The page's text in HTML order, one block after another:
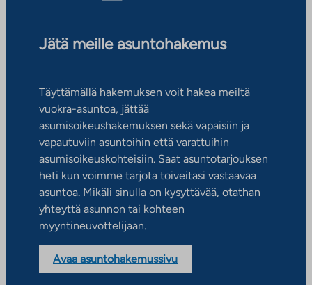
Jätä meille asuntohakemus
Täyttämällä hakemuksen voit hakea meiltä
vuokra-asuntoa, jättää
asumisoikeushakemuksen sekä vapaisiin ja
vapautuviin asuntoihin että varattuihin
asumisoikeuskohteisiin. Saat asuntotarjouksen
heti kun voimme tarjota toiveitasi vastaavaa
asuntoa. Mikäli sinulla on kysyttävää, otathan
yhteyttä asunnon tai kohteen
myyntineuvottelijaan.
Avaa asuntohakemussivu